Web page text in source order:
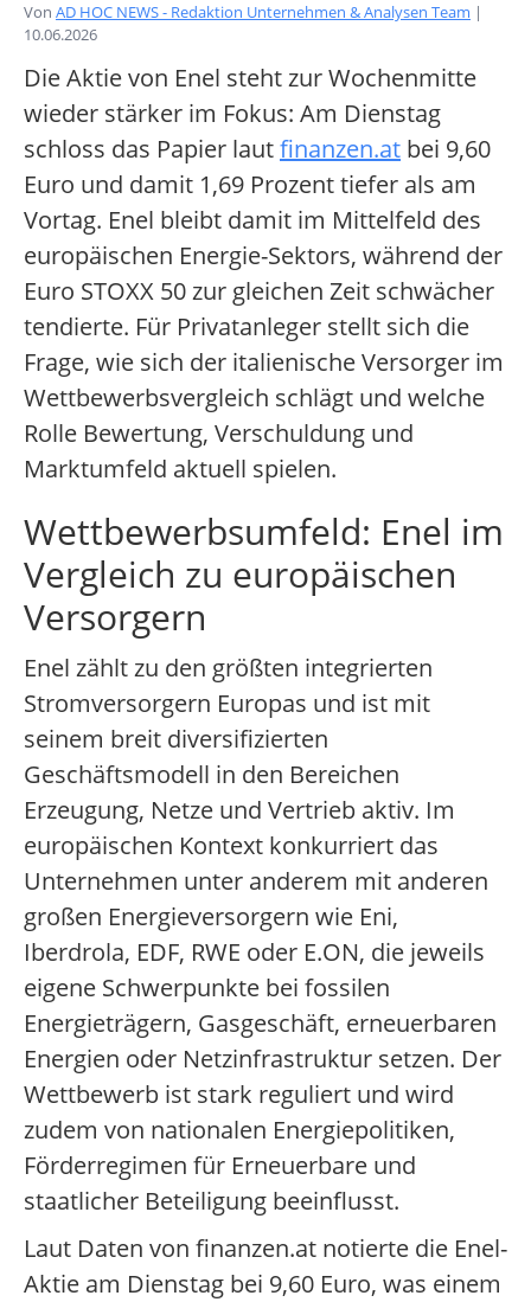
Von AD HOC NEWS - Redaktion Unternehmen & Analysen Team |
10.06.2026
Die Aktie von Enel steht zur Wochenmitte
wieder stärker im Fokus: Am Dienstag
schloss das Papier lautfinanzen.at bei 9,60
Euro und damit 1,69 Prozent tiefer als am
Vortag. Enel bleibt damit im Mittelfeld des
europäischen Energie-Sektors, während der
Euro STOXX 50 zur gleichen Zeit schwächer
tendierte. Für Privatanleger stellt sich die
Frage, wie sich der italienische Versorger im
Wettbewerbsvergleich schlägt und welche
Rolle Bewertung, Verschuldung und
Marktumfeld aktuell spielen.
Wettbewerbsumfeld: Enel im
Vergleich zu europäischen
Versorgern
Enel zählt zu den größten integrierten
Stromversorgern Europas und ist mit
seinem breit diversifizierten
Geschäftsmodell in den Bereichen
Erzeugung, Netze und Vertrieb aktiv. Im
europäischen Kontext konkurriert das
Unternehmen unter anderem mit anderen
großen Energieversorgern wie Eni,
Iberdrola, EDF, RWE oder E.ON, die jeweils
eigene Schwerpunkte bei fossilen
Energieträgern, Gasgeschäft, erneuerbaren
Energien oder Netzinfrastruktur setzen. Der
Wettbewerb ist stark reguliert und wird
zudem von nationalen Energiepolitiken,
Förderregimen für Erneuerbare und
staatlicher Beteiligung beeinflusst.
Laut Daten von finanzen.at notierte die Enel-
Aktie am Dienstag bei 9,60 Euro, was einem